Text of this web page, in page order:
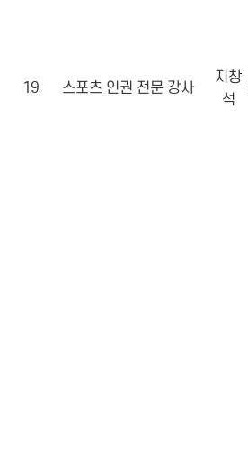
19 스포츠 인권 전문 강사
지창
석